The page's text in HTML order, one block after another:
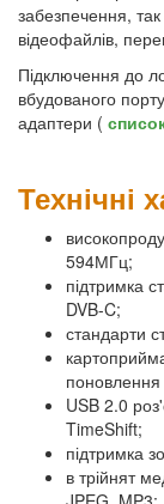
забезпечення,
відеофайлів,
Підключення до
вбудованого
адаптери (
Технічні
594МГц;
підтримка
DVB-C;
стандарти
USB 2.0
TimeShift;
підтримка
в трійнят